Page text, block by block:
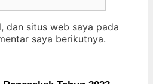
dan situs web saya pada
saya berikutnya.